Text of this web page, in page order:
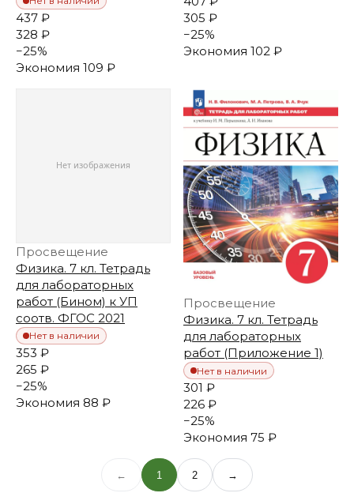
437 ₽
328 ₽
−25%
Экономия 109 ₽
305 ₽
−25%
Экономия 102 ₽
Просвещение
Физика. 7 кл. Тетрадь
для лабораторных
работ (Бином) к УП
соотв. ФГОС 2021
Нет в наличии
353 ₽
265 ₽
−25%
Экономия 88 ₽
Просвещение
Физика. 7 кл. Тетрадь
для лабораторных
работ (Приложение 1)
Нет в наличии
301 ₽
226 ₽
−25%
Экономия 75 ₽
← 1 2 →